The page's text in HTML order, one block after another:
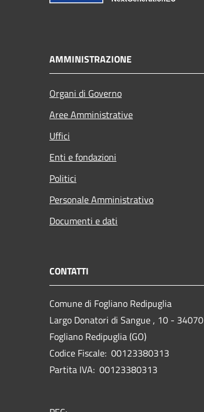
AMMINISTRAZIONE
Organi di Governo
Aree Amministrative
Uffici
Enti e fondazioni
Politici
Personale Amministrativo
Documenti e dati
CONTATTI
Comune di Fogliano Redipuglia
Largo Donatori di Sangue , 10 - 34070
Fogliano Redipuglia (GO)
Codice Fiscale: 00123380313
Partita IVA: 00123380313